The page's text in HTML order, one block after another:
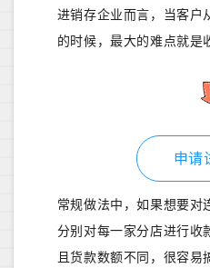
进销存企业而言，当客户
的时候，最大的难点就是
申请
常规做法中，如果想要对
分别对每一家分店进行收
且货款数额不同，很容